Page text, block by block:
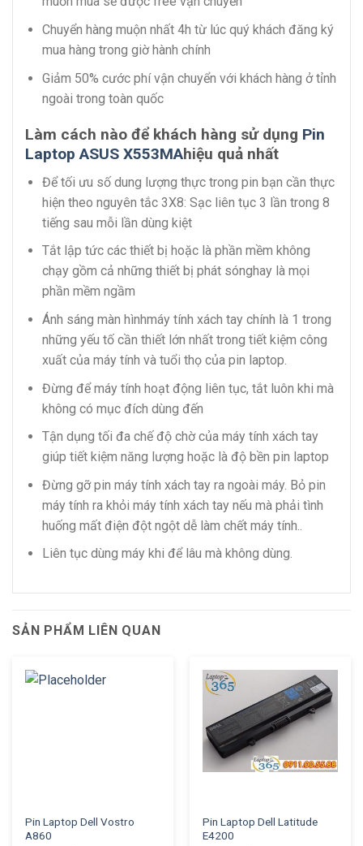
Chuyển hàng muộn nhất 4h từ lúc quý khách đăng ký
mua hàng trong giờ hành chính
Giảm 50% cước phí vận chuyển với khách hàng ở tỉnh
ngoài trong toàn quốc
Làm cách nào để khách hàng sử dụng Pin
Laptop ASUS X553MAhiệu quả nhất
Để tối ưu số dung lượng thực trong pin bạn cần thực
hiện theo nguyên tắc 3X8: Sạc liên tục 3 lần trong 8
tiếng sau mỗi lần dùng kiệt
Tắt lập tức các thiết bị hoặc là phần mềm không
chạy gồm cả những thiết bị phát sónghay là mọi
phần mềm ngầm
Ánh sáng màn hìnhmáy tính xách tay chính là 1 trong
những yếu tố cần thiết lớn nhất trong tiết kiệm công
xuất của máy tính và tuổi thọ của pin laptop.
Đừng để máy tính hoạt động liên tục, tắt luôn khi mà
không có mục đích dùng đến
Tận dụng tối đa chế độ chờ của máy tính xách tay
giúp tiết kiệm năng lượng hoặc là độ bền pin laptop
Đừng gỡ pin máy tính xách tay ra ngoài máy. Bỏ pin
máy tính ra khỏi máy tính xách tay nếu mà phải tình
huống mất điện đột ngột dễ làm chết máy tính..
Liên tục dùng máy khi để lâu mà không dùng.
SẢN PHẨM LIÊN QUAN
Pin Laptop Dell Vostro
A860
Pin Laptop Dell Latitude
E4200